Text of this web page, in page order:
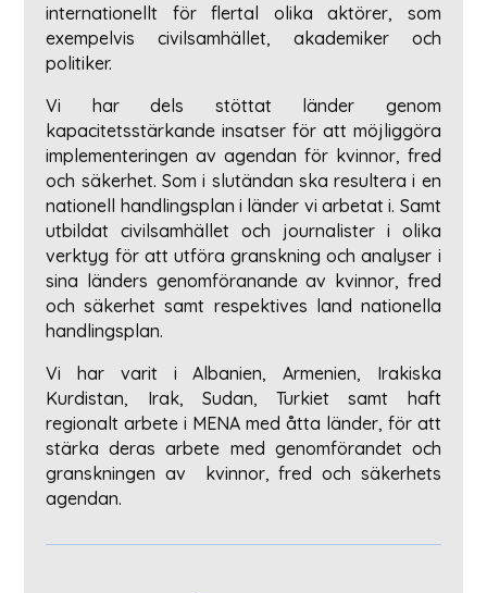
internationellt för flertal olika aktörer, som
exempelvis civilsamhället, akademiker och
politiker.
Vi har dels stöttat länder genom
kapacitetsstärkande insatser för att möjliggöra
implementeringen av agendan för kvinnor, fred
och säkerhet. Som i slutändan ska resultera i en
nationell handlingsplan i länder vi arbetat i. Samt
utbildat civilsamhället och journalister i olika
verktyg för att utföra granskning och analyser i
sina länders genomföranande av kvinnor, fred
och säkerhet samt respektives land nationella
handlingsplan.
Vi har varit i Albanien, Armenien, Irakiska
Kurdistan, Irak, Sudan, Turkiet samt haft
regionalt arbete i MENA med åtta länder, för att
stärka deras arbete med genomförandet och
granskningen av kvinnor, fred och säkerhets
agendan.